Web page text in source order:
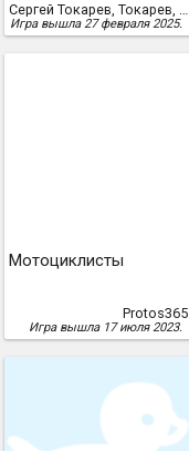
Сергей Токарев, Токарев, Сергей
Игра вышла 27 февраля 2025.
Мотоциклисты
Protos365
Игра вышла 17 июля 2023.